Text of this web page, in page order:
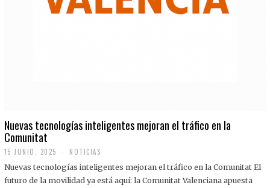
Nuevas tecnologías inteligentes mejoran el tráfico en la
Comunitat
15 JUNIO, 2025 NOTICIAS
Nuevas tecnologías inteligentes mejoran el tráfico en la Comunitat El
futuro de la movilidad ya está aquí: la Comunitat Valenciana apuesta